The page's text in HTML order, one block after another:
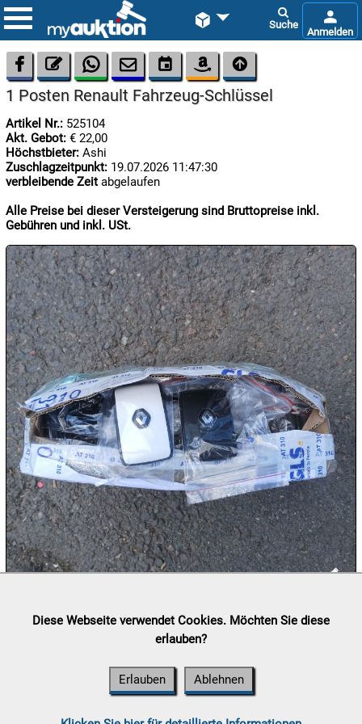
 
08.08:
1€

08.08:

08.08:

09.08:
Chips
Blitzaktion

09.08:

09.08:
      
1 Posten Renault Fahrzeug-Schlüssel
Artikel Nr.: 525104
Akt. Gebot: € 22,00
Höchstbieter: Ashi
Zuschlagzeitpunkt: 19.07.2026 11:47:30
verbleibende Zeit abgelaufen
Alle Preise bei dieser Versteigerung sind Bruttopreise inkl.
Gebühren und inkl. USt.
Lieferung:Abholung, Versand durchpost.at
(⛟ Versandkostenübersicht)
Diese Webseite verwendet Cookies. Möchten Sie diese
erlauben?
Erlauben Ablehnen